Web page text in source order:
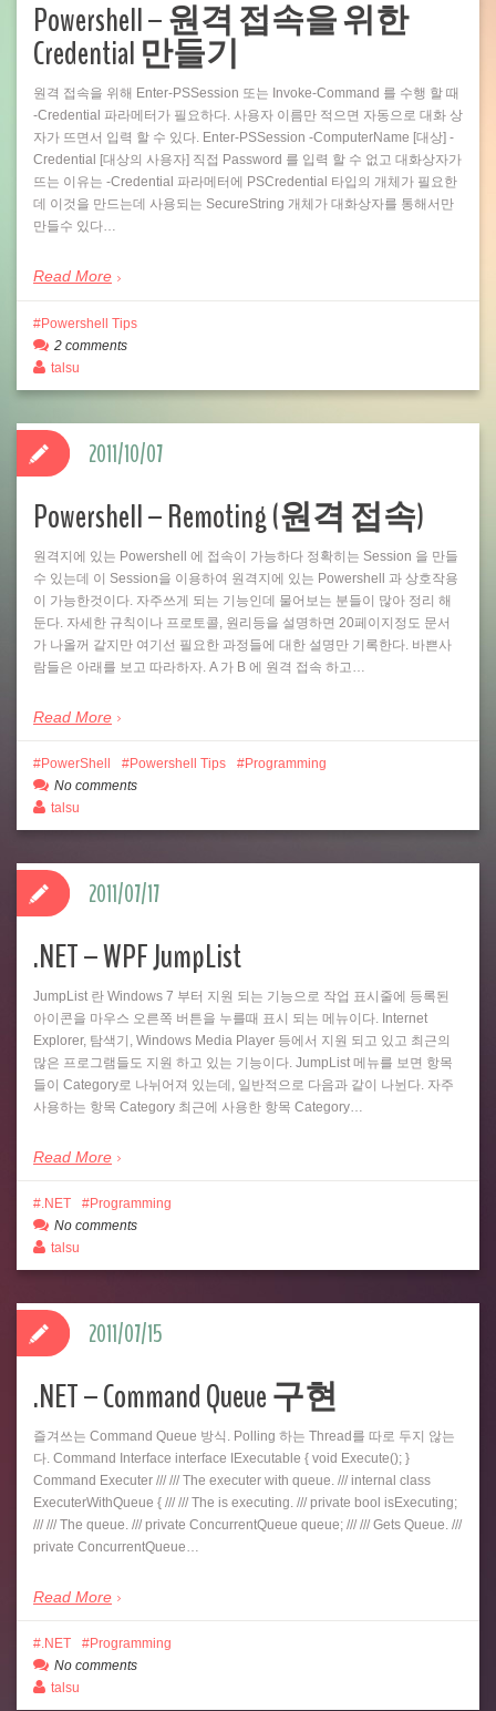
Powershell – 원격 접속을 위한
Credential 만들기
원격 접속을 위해 Enter-PSSession 또는 Invoke-Command 를 수행 할 때
-Credential 파라메터가 필요하다. 사용자 이름만 적으면 자동으로 대화 상
자가 뜨면서 입력 할 수 있다. Enter-PSSession -ComputerName [대상] -
Credential [대상의 사용자] 직접 Password 를 입력 할 수 없고 대화상자가
뜨는 이유는 -Credential 파라메터에 PSCredential 타입의 개체가 필요한
데 이것을 만드는데 사용되는 SecureString 개체가 대화상자를 통해서만
만들수 있다…
Read More
Powershell Tips
2 comments
talsu
Powershell – Remoting (원격 접속)
원격지에 있는 Powershell 에 접속이 가능하다 정확히는 Session 을 만들
수 있는데 이 Session을 이용하여 원격지에 있는 Powershell 과 상호작용
이 가능한것이다. 자주쓰게 되는 기능인데 물어보는 분들이 많아 정리 해
둔다. 자세한 규칙이나 프로토콜, 원리등을 설명하면 20페이지정도 문서
가 나올꺼 같지만 여기선 필요한 과정들에 대한 설명만 기록한다. 바쁜사
람들은 아래를 보고 따라하자. A 가 B 에 원격 접속 하고…
Read More
2011/10/07
PowerShell Powershell Tips
Programming
No comments
talsu
.NET – WPF JumpList
JumpList 란 Windows 7 부터 지원 되는 기능으로 작업 표시줄에 등록된
아이콘을 마우스 오른쪽 버튼을 누를때 표시 되는 메뉴이다. Internet
Explorer, 탐색기, Windows Media Player 등에서 지원 되고 있고 최근의
많은 프로그램들도 지원 하고 있는 기능이다. JumpList 메뉴를 보면 항목
들이 Category로 나뉘어져 있는데, 일반적으로 다음과 같이 나뉜다. 자주
사용하는 항목 Category 최근에 사용한 항목 Category…
Read More
2011/07/17
.NET
Programming
No comments
talsu
.NET – Command Queue 구현
즐겨쓰는 Command Queue 방식. Polling 하는 Thread를 따로 두지 않는
다. Command Interface interface IExecutable { void Execute(); }
Command Executer /// /// The executer with queue. /// internal class
ExecuterWithQueue { /// /// The is executing. /// private bool isExecuting;
/// /// The queue. /// private ConcurrentQueue queue; /// /// Gets Queue. ///
private ConcurrentQueue…
Read More
2011/07/15
.NET
Programming
No comments
talsu